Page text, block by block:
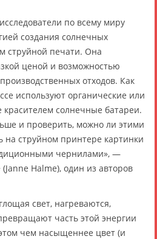
по всему миру
создания солнечных
струйной печати. Она
ценой и возможностью
отходов. Как
используют органические или
солнечные батареи.
и проверить, можно ли этими
на струйном принтере картинки
чернилами», —
Halme), один из авторов
свет, нагреваются,
часть этой энергии
чем насыщеннее цвет (и